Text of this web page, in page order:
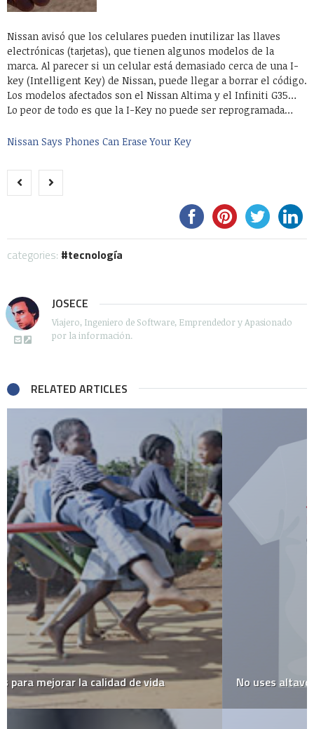
Nissan avisó que los celulares pueden inutilizar las llaves
electrónicas (tarjetas), que tienen algunos modelos de la
marca. Al parecer si un celular está demasiado cerca de una I-
key (Intelligent Key) de Nissan, puede llegar a borrar el código.
Los modelos afectados son el Nissan Altima y el Infiniti G35…
Lo peor de todo es que la I-Key no puede ser reprogramada…
Nissan Says Phones Can Erase Your Key
categories: tecnología
JOSECE
Viajero, Ingeniero de Software, Emprendedor y Apasionado
por la información.
RELATED ARTICLES
No uses altavoz!